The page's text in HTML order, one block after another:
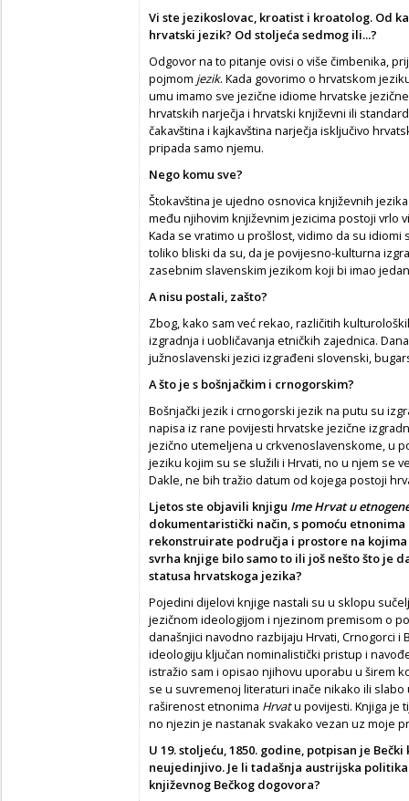
Vi ste jezikoslovac, kroatist i kroatolog. Od
hrvatski jezik? Od stoljeća sedmog ili...?
Odgovor na to pitanje ovisi o više čimbenika,
pojmom jezik. Kada govorimo o hrvatskom
umu imamo sve jezične idiome hrvatske
hrvatskih narječja i hrvatski književni ili
čakavština i kajkavština narječja isključivo
pripada samo njemu.
Nego komu sve?
Štokavština je ujedno osnovica književnih
među njihovim književnim jezicima postoji vrlo
Kada se vratimo u prošlost, vidimo da su
toliko bliski da su, da je povijesno-kulturna
zasebnim slavenskim jezikom koji bi imao
A nisu postali, zašto?
Zbog, kako sam već rekao, različitih
izgradnja i uobličavanja etničkih zajednica.
južnoslavenski jezici izgrađeni slovenski,
A što je s bošnjačkim i crnogorskim?
Bošnjački jezik i crnogorski jezik na putu su
napisa iz rane povijesti hrvatske jezične
jezično utemeljena u crkvenoslavenskome, u
jeziku kojim su se služili i Hrvati, no u njem se
Dakle, ne bih tražio datum od kojega postoji
Ljetos ste objavili knjigu Ime Hrvat u
dokumentaristički način, s pomoću etnonima
rekonstruirate područja i prostore na
svrha knjige bilo samo to ili još nešto što je
statusa hrvatskoga jezika?
Pojedini dijelovi knjige nastali su u sklopu
jezičnom ideologijom i njezinom premisom o
današnjici navodno razbijaju Hrvati, Crnogorci i
ideologiju ključan nominalistički pristup i
istražio sam i opisao njihovu uporabu u širem
se u suvremenoj literaturi inače nikako ili
raširenost etnonima Hrvatu povijesti. Knjiga je
no njezin je nastanak svakako vezan uz moje
U 19. stoljeću, 1850. godine, potpisan je
neujedinjivo. Je li tadašnja austrijska
književnog Bečkog dogovora?